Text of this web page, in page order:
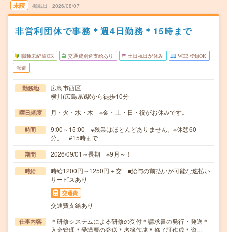
未読 掲載日 2026/08/07
非営利団体で事務＊週4日勤務＊15時まで
職種未経験OK 交通費別途支給あり 土日祝日が休み WEB登録OK
派遣
勤務地
広島市西区
横川(広島県)駅から徒歩10分
曜日頻度 月・火・水・木 ※金・土・日・祝がお休みです。
時間
9:00～15:00 ※残業はほとんどありません。※休憩60
分。 #15時まで
期間 2026/09/01～長期 ※9月～！
時給
時給1200円～1250円＋交 ■給与の前払いが可能な速払い
サービスあり
交通費
交通費支給あり
仕事内容
＊研修システムによる研修の受付＊請求書の発行・発送＊
入金管理＊受講票の発送＊名簿作成＊修了証作成＊資…